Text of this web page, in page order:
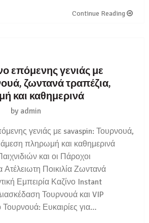
Continue Reading
επόμενης γενιάς με
ζωντανά τραπέζια,
και καθημερινά
by admin
γενιάς με savaspin: Τουρνουά,
πληρωμή και καθημερινά
και οι Πάροχοι
Ποικιλία Ζωντανά
Εμπειρία Καζίνο Instant
Τουρνουά και VIP
Ευκαιρίες για…